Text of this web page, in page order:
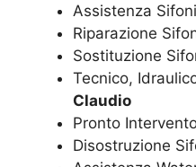
Assistenza Sifoni
Riparazione
Sostituzione
Tecnico,
Claudio
Pronto
Disostruzione